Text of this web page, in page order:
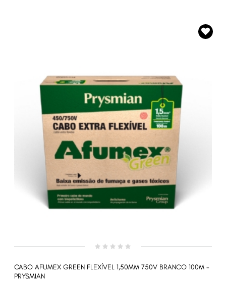
CABO AFUMEX GREEN FLEXÍVEL 1,50MM 750V BRANCO 100M -
PRYSMIAN